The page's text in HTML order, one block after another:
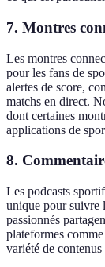
7. Montres
Les montres
pour les fans de
alertes de score,
matchs en direct.
dont certaines
applications de
8.
Les podcasts
unique pour suivre
passionnés
plateformes comme
variété de